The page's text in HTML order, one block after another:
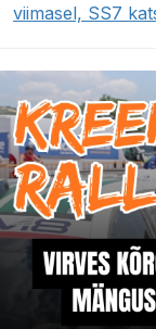
viimasel, SS7